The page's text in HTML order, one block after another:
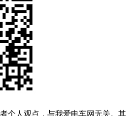
个人观点，与我爱电车网无关。其